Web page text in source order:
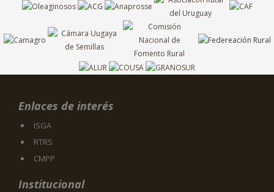
Enlaces de interés
ISGA
RTRS
CMPP
Institucional